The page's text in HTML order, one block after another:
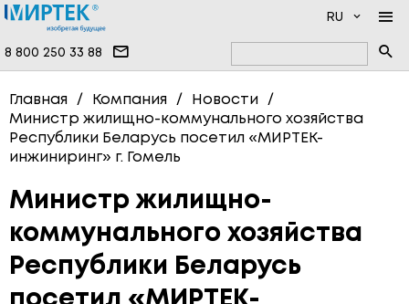
8 800 250 33 88
RU
НОВОСТИ
НАМ ДОВЕРЯЮТ
ПРОДУКЦИЯ
ПРОГРАММНОЕ ОБЕСПЕЧЕНИЕ
ТРЁХФАЗНЫЕ СЧЁТЧИКИ
СЧЁТЧИКИ ВОДЫ
ДОКУМЕНТАЦИЯ
ВОПРОСЫ И ОТВЕТЫ
КОНТАКТЫ
Главная Компания
Новости
Министр жилищно-коммунального хозяйства
Республики Беларусь посетил «МИРТЕК-
инжиниринг» г. Гомель
Министр жилищно-
коммунального хозяйства
Республики Беларусь